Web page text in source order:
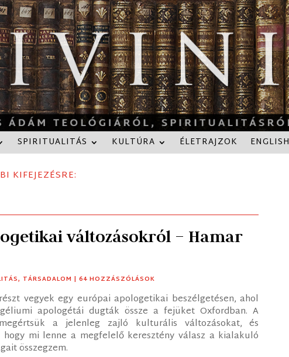
SPIRITUALITÁS KULTÚRA ÉLETRAJZOK ENGLISH
KIFEJEZÉSRE:
változásokról – Hamar
, TÁRSADALOM | 64 HOZZÁSZÓLÁSOK
vegyek egy európai apologetikai beszélgetésen, ahol
apologétái dugták össze a fejüket Oxfordban. A
a jelenleg zajló kulturális változásokat, és
mi lenne a megfelelő keresztény válasz a kialakuló
összegzem.